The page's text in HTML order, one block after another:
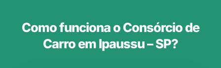
Como funciona o Consórcio de
Carro em Ipaussu – SP?